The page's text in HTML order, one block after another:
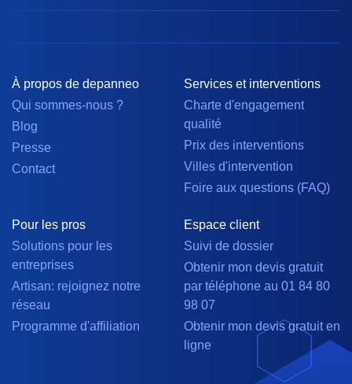
À propos de depanneo
Qui sommes-nous ?
Blog
Presse
Contact
Services et interventions
Charte d'engagement
qualité
Prix des interventions
Villes d'intervention
Foire aux questions (FAQ)
Pour les pros
Solutions pour les
entreprises
Artisan: rejoignez notre
réseau
Programme d'affiliation
Espace client
Suivi de dossier
Obtenir mon devis gratuit
par téléphone au 01 84 80
98 07
Obtenir mon devis gratuit en
ligne